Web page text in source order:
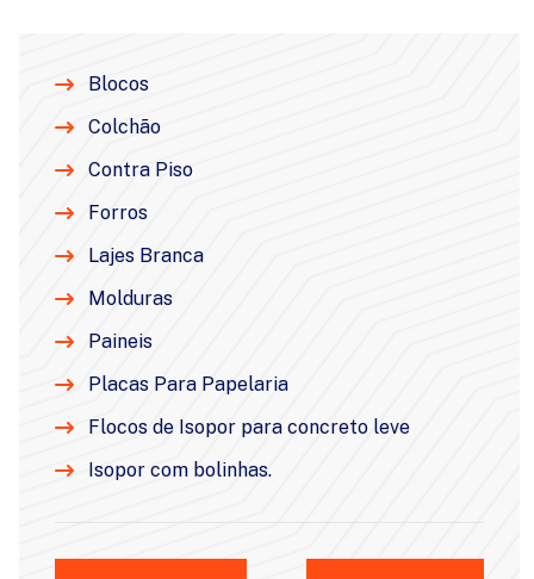
Blocos
Colchão
Contra Piso
Forros
Lajes Branca
Molduras
Paineis
Placas Para Papelaria
Flocos de Isopor para concreto leve
Isopor com bolinhas.